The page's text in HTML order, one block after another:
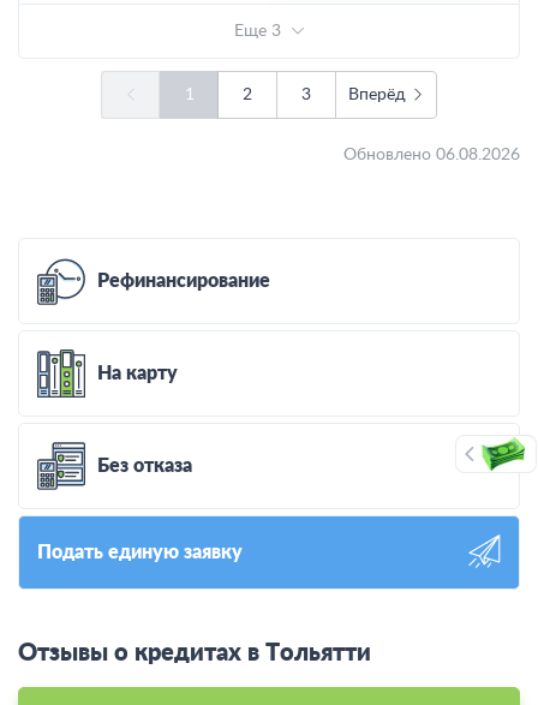
Еще 3
1 2 3 Вперёд
Обновлено 06.08.2026
Рефинансирование
На карту
Без отказа
Подать единую заявку
Отзывы о кредитах в Тольятти